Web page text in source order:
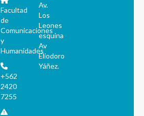
Facultad
de
Comunicaciones
y
Humanidades
+562
2420
7255
Av.
Los
Leones
esquina
Av
Eliodoro
Yáñez.